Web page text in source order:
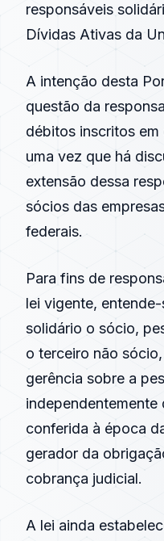
responsáveis
Dívidas Ativas da
A intenção desta
questão da
débitos inscritos
uma vez que há
extensão dessa
sócios das
federais.
Para fins de
lei vigente,
solidário o sócio,
o terceiro não
gerência sobre a
independentemente
conferida à época
gerador da
cobrança judicial.
A lei ainda